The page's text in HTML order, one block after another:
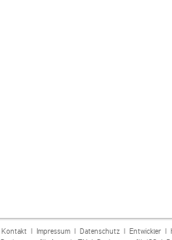
Kontakt| Impressum| Datenschutz| Entwickler|